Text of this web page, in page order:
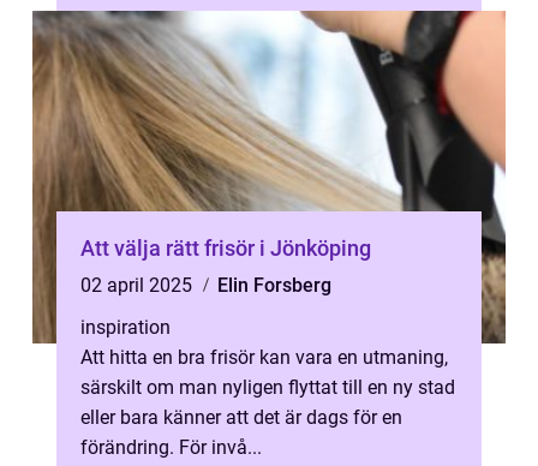
Att välja rätt frisör i Jönköping
02 april 2025
Elin Forsberg
inspiration
Att hitta en bra frisör kan vara en utmaning,
särskilt om man nyligen flyttat till en ny stad
eller bara känner att det är dags för en
förändring. För invå...